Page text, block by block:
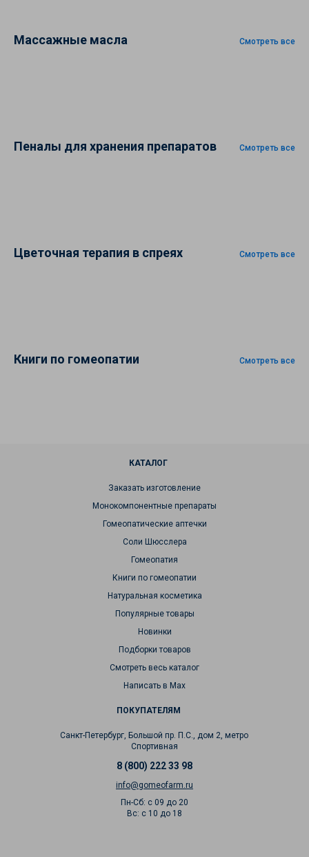
Массажные масла Смотреть все
Пеналы для хранения препаратов Смотреть все
Цветочная терапия в спреях Смотреть все
Книги по гомеопатии Смотреть все
ПОКУПАТЕЛЯМ
КАТАЛОГ
Заказать изготовление
Монокомпонентные препараты
Гомеопатические аптечки
Соли Шюсслера
Гомеопатия
Книги по гомеопатии
Натуральная косметика
Популярные товары
Новинки
Подборки товаров
Смотреть весь каталог
Написать в Max
Санкт-Петербург, Большой пр. П.С., дом 2, метро
Спортивная
8 (800) 222 33 98
info@gomeofarm.ru
Пн-Сб: с 09 до 20
Вс: с 10 до 18